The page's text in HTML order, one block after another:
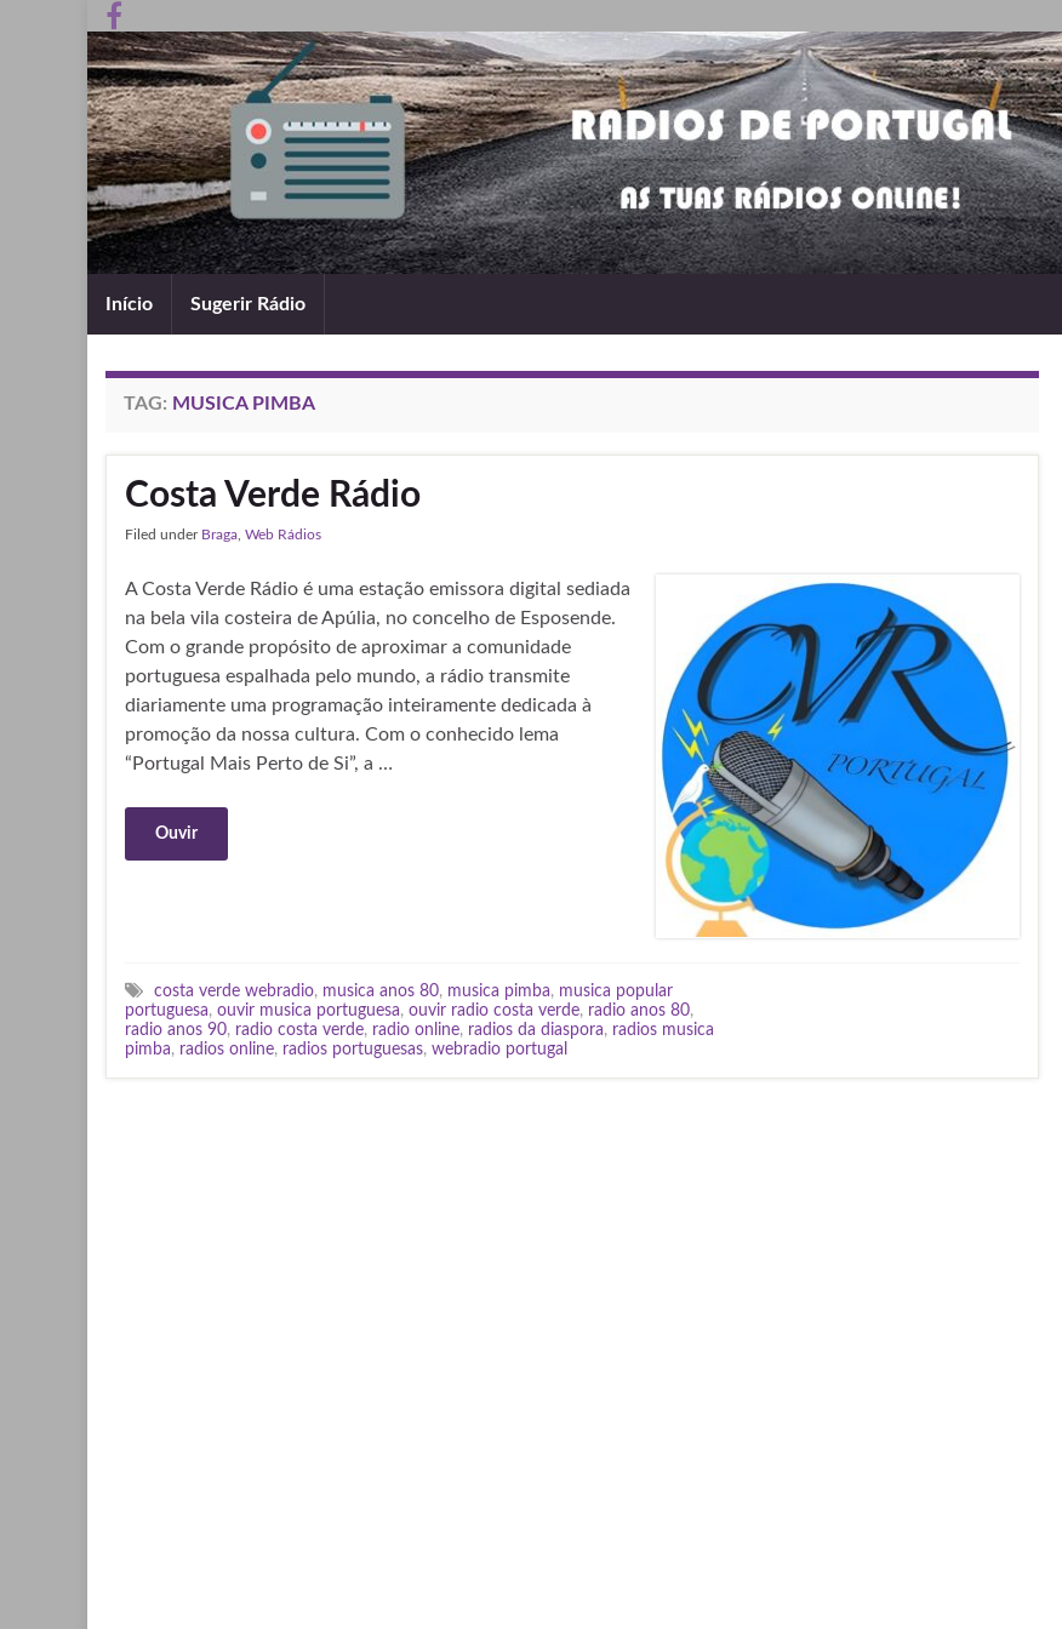
Início Sugerir Rádio
TAG: MUSICA PIMBA
Costa Verde Rádio
Filed under Braga Web Rádios
A Costa Verde Rádio é uma estação emissora digital sediada
na bela vila costeira de Apúlia, no concelho de Esposende.
Com o grande propósito de aproximar a comunidade
portuguesa espalhada pelo mundo, a rádio transmite
diariamente uma programação inteiramente dedicada à
promoção da nossa cultura. Com o conhecido lema
“Portugal Mais Perto de Si”, a …
Ouvir
costa verde webradio, musica anos 80, musica pimba, musica popular
portuguesa, ouvir musica portuguesa, ouvir radio costa verde, radio anos 80,
radio anos 90, radio costa verde, radio online, radios da diaspora, radios musica
pimba, radios online, radios portuguesas, webradio portugal